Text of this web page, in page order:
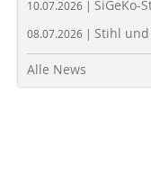
10.07.2026 | SiGeKo-
08.07.2026 | Stihl
Alle News